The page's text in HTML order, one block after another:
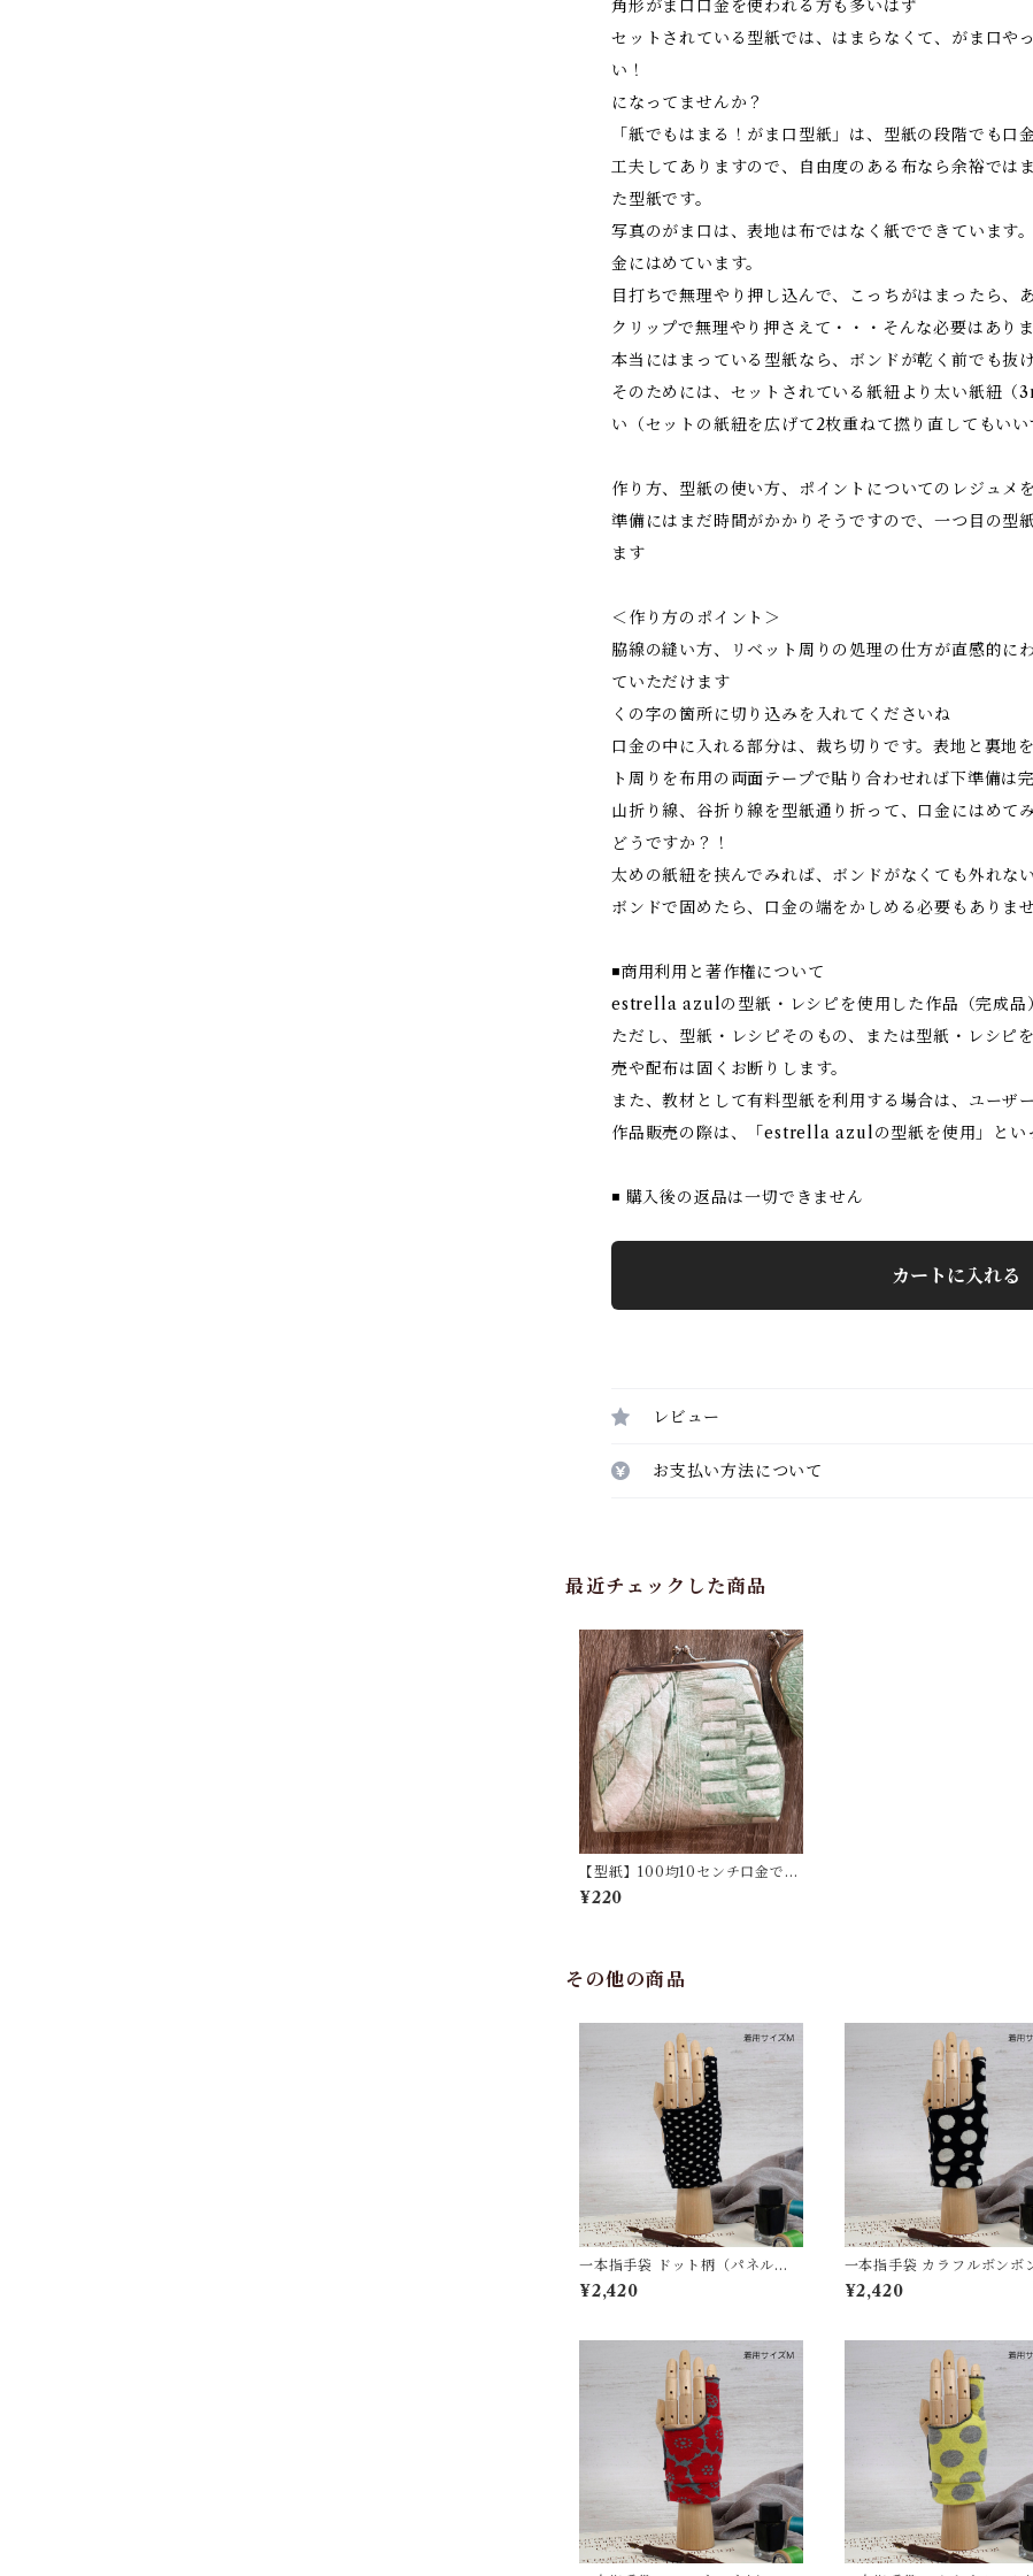
角形がま口口金を使われる方も多いはず
セットされている型紙では、はまらなくて、がま口や
い！
になってませんか？
「紙でもはまる！がま口型紙」は、型紙の段階でも口
工夫してありますので、自由度のある布なら余裕では
た型紙です。
写真のがま口は、表地は布ではなく紙でできています
金にはめています。
目打ちで無理やり押し込んで、こっちがはまったら、
クリップで無理やり押さえて・・・そんな必要はあり
本当にはまっている型紙なら、ボンドが乾く前でも抜
そのためには、セットされている紙紐より太い紙紐（
い（セットの紙紐を広げて2枚重ねて撚り直してもいい
作り方、型紙の使い方、ポイントについてのレジュメ
準備にはまだ時間がかかりそうですので、一つ目の型
ます
＜作り方のポイント＞
脇線の縫い方、リベット周りの処理の仕方が直感的に
ていただけます
くの字の箇所に切り込みを入れてくださいね
口金の中に入れる部分は、裁ち切りです。表地と裏地
ト周りを布用の両面テープで貼り合わせれば下準備は
山折り線、谷折り線を型紙通り折って、口金にはめて
どうですか？！
太めの紙紐を挟んでみれば、ボンドがなくても外れな
ボンドで固めたら、口金の端をかしめる必要もありま
◾️商用利用と著作権について
estrella azulの型紙・レシピを使用した作品（完成品
ただし、型紙・レシピそのもの、または型紙・レシピ
売や配布は固くお断りします。
また、教材として有料型紙を利用する場合は、ユーザ
作品販売の際は、「estrella azulの型紙を使用」とい
◾️ 購入後の返品は一切できません
カートに入れる
レビュー
お支払い方法について
最近チェックした商品
【型紙】100均10センチ口金で作
るがま口ポーチ（角A) 「紙でも
はまる！がま口」シリーズ（お試
¥220
その他の商品
一本指手袋 ドット柄（パネル）
黒/アイボリー カリグラフィー/イ
ラスト/絵描き/デッサン/製図 紙
¥2,420
一本指手袋 カラフルボンボ
黒/アイボリー カリグラフィ
ラスト/絵描き/デッサン/製図
¥2,420